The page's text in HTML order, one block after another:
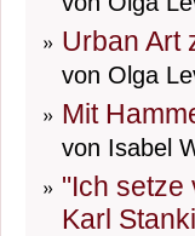
Urban Art
von Olga
Mit
von Isabel
"Ich setze
Karl